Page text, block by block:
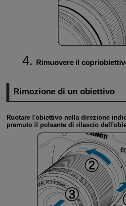
Rimuovere il
Rimozione di un obiettivo
Ruotare l'obiettivo nella direzione
premuto il pulsante di rilascio